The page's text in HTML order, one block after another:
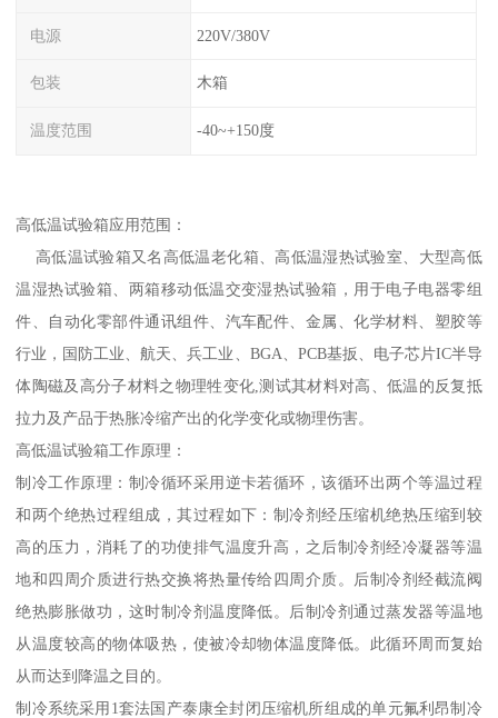
电源 220V/380V
包装 木箱
温度范围 -40~+150度
高低温试验箱应用范围：
高低温试验箱又名高低温老化箱、高低温湿热试验室、大型高低
温湿热试验箱、两箱移动低温交变湿热试验箱，用于电子电器零组
件、自动化零部件通讯组件、汽车配件、金属、化学材料、塑胶等
行业，国防工业、航天、兵工业、BGA、PCB基扳、电子芯片IC半导
体陶磁及高分子材料之物理牲变化,测试其材料对高、低温的反复抵
拉力及产品于热胀冷缩产出的化学变化或物理伤害。
高低温试验箱工作原理：
制冷工作原理：制冷循环采用逆卡若循环，该循环出两个等温过程
和两个绝热过程组成，其过程如下：制冷剂经压缩机绝热压缩到较
高的压力，消耗了的功使排气温度升高，之后制冷剂经冷凝器等温
地和四周介质进行热交换将热量传给四周介质。后制冷剂经截流阀
绝热膨胀做功，这时制冷剂温度降低。后制冷剂通过蒸发器等温地
从温度较高的物体吸热，使被冷却物体温度降低。此循环周而复始
从而达到降温之目的。
制冷系统采用1套法国产泰康全封闭压缩机所组成的单元氟利昂制冷